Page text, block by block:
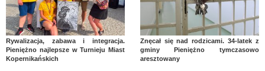
Rywalizacja, zabawa i integracja.
Pieniężno najlepsze w Turnieju Miast
Kopernikańskich
Znęcał się nad rodzicami. 34-latek z
gminy Pieniężno tymczasowo
aresztowany